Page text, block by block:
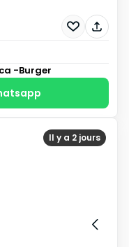
-Burger
Il y a 2 jours